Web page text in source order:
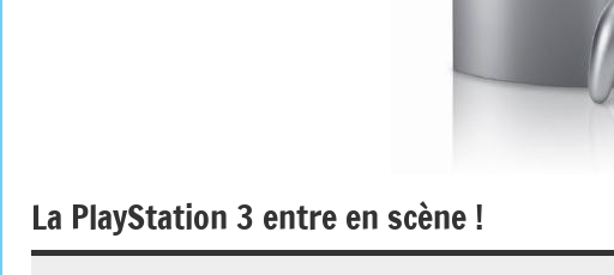
La PlayStation 3 entre en scène !